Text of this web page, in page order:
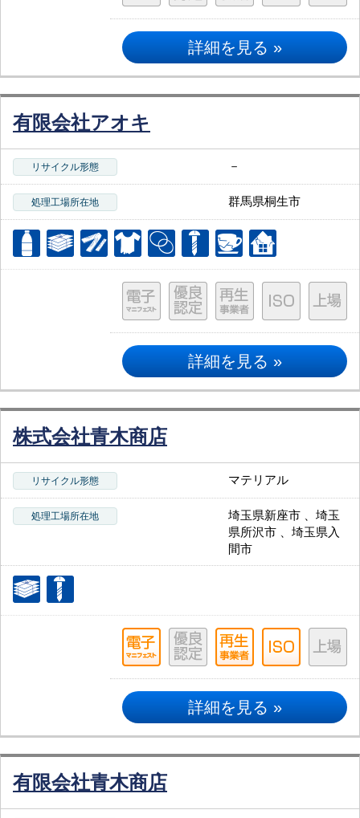
詳細を見る »
有限会社アオキ
リサイクル形態 －
処理工場所在地 群馬県桐生市
詳細を見る »
株式会社青木商店
リサイクル形態 マテリアル
処理工場所在地
埼玉県新座市 、埼玉
県所沢市 、埼玉県入
間市
詳細を見る »
有限会社青木商店